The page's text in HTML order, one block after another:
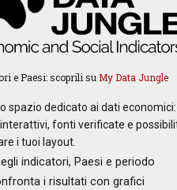
e Paesi: scoprili su My Data Jungle
spazio dedicato ai dati economici:
fonti verificate e
i tuoi layout.
indicatori, Paesi e periodo
i risultati con grafici